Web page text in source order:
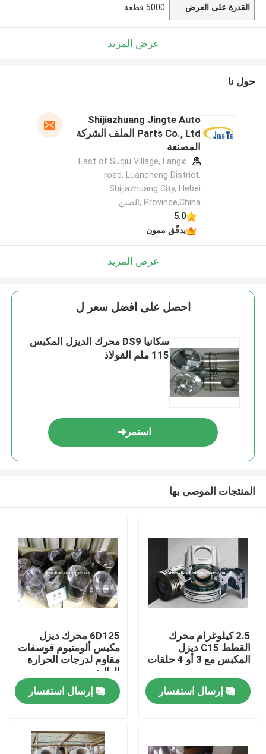
أشرطة فيديو
القدرة على العرض 5000 قطعة
عرض المزيد
حول نا
Shijiazhuang Jingte Auto
Parts Co., Ltd الملف الشركة
المصنعة
East of Suqiu Village, Fangxi
road, Luancheng District,
Shijiazhuang City, Hebei
Province,China ,الصين
5.0
يدقّق ممون
عرض المزيد
احصل على افضل سعر ل
سكانيا DS9 محرك الديزل المكبس
115 ملم الفولاذ
استمر
المنتجات الموصى بها
2.5 كيلوغرام محرك
القطط C15 ديزل
المكبس مع 3 أو 4 حلقات
إرسال استفسار
6D125 محرك ديزل
مكبس ألومنيوم فوسفات
مقاوم لدرجات الحرارة
العالية
إرسال استفسار